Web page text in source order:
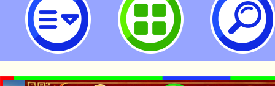
布之公務人員陞遷法施行細則部分
修正總說明及條文對照表各1份一
國民中學